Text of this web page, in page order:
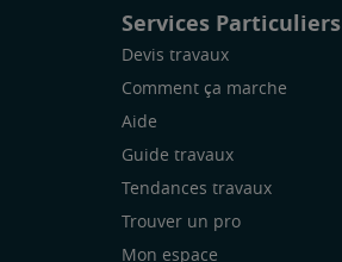
Services Particuliers
Devis travaux
Comment ça marche
Aide
Guide travaux
Tendances travaux
Trouver un pro
Mon espace